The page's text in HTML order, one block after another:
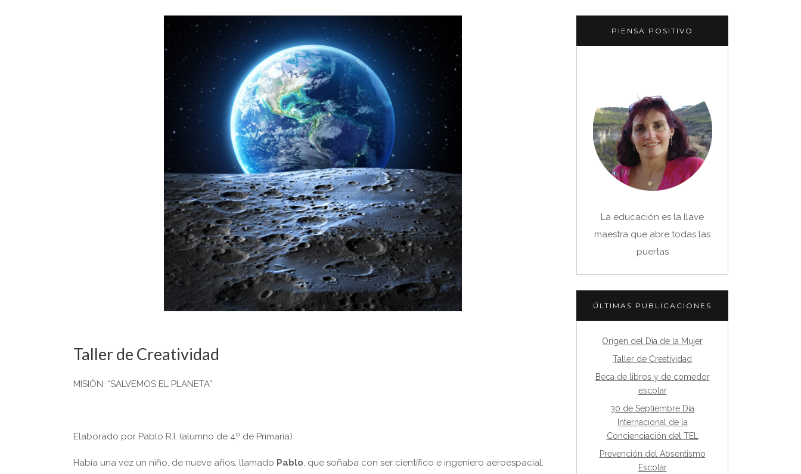
Taller de Creatividad
MISIÓN: “SALVEMOS EL PLANETA”
Elaborado por Pablo R.I. (alumno de 4º de Primaria)
Había una vez un niño, de nueve años, llamado Pablo, que soñaba con ser científico e ingeniero aeroespacial.
PIENSA POSITIVO
La educación es la llave
maestra que abre todas las
puertas
ÚLTIMAS PUBLICACIONES
Orígen del Día de la Mujer
Taller de Creatividad
Beca de libros y de comedor
escolar
30 de Septiembre Día
Internacional de la
Concienciación del TEL
Prevención del Absentismo
Escolar